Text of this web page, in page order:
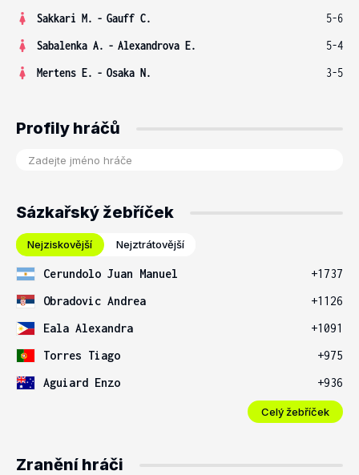
Sakkari M. - Gauff C.
5-6
Sabalenka A. - Alexandrova E.
5-4
Mertens E. - Osaka N. 3-5
Profily hráčů
Sázkařský žebříček
Nejziskovější Nejztrátovější
Cerundolo Juan Manuel
+1737
Obradovic Andrea
+1126
Eala Alexandra
+1091
Torres Tiago
+975
Aguiard Enzo
+936
Celý žebříček
Zranění hráči